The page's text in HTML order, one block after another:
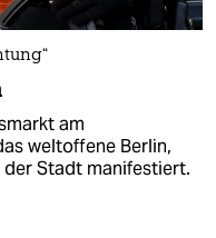
am
weltoffene Berlin,
Stadt manifestiert.